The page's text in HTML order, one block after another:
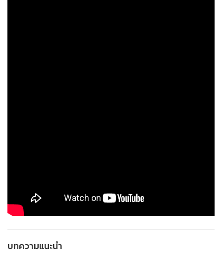
บทความแนะนำ